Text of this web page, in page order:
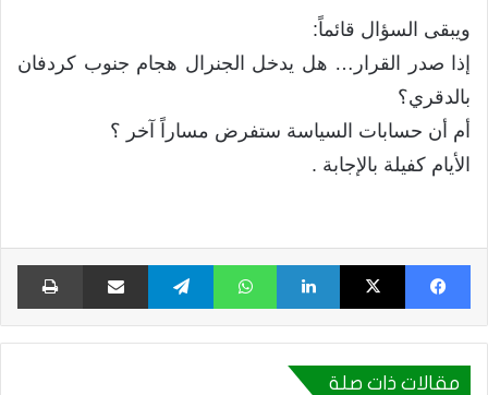
ويبقى السؤال قائماً:
إذا صدر القرار… هل يدخل الجنرال هجام جنوب كردفان
بالدقري؟
أم أن حسابات السياسة ستفرض مساراً آخر ؟
الأيام كفيلة بالإجابة .
فيسبوك X لينكدإن واتساب تيلقرام مشاركة عبر البريد
مقالات ذات صلة